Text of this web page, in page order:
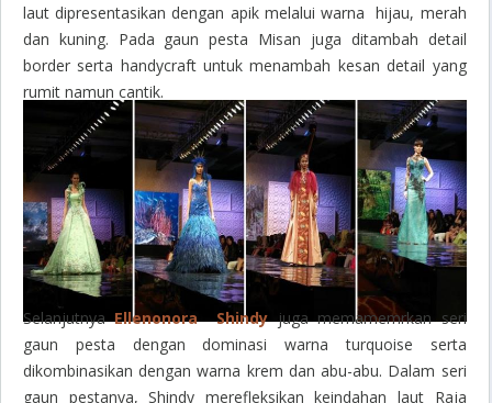
laut dipresentasikan dengan apik melalui warna hijau, merah
dan kuning. Pada gaun pesta Misan juga ditambah detail
border serta handycraftuntuk menambah kesan detail yang
rumit namun cantik.
SelanjutnyaEllenonora Shindyjuga memamemrkan seri
gaun pesta dengan dominasi warna turquoise serta
dikombinasikan dengan warna krem dan abu-abu. Dalam seri
gaun pestanya, Shindy merefleksikan keindahan laut Raja